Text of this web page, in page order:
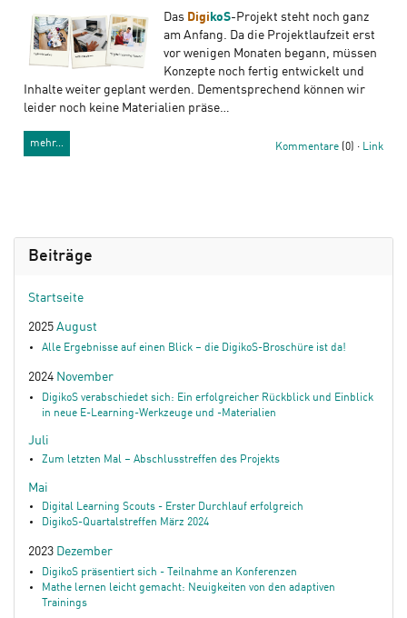
Das Digi koS-Projekt steht noch ganz
am Anfang. Da die Projektlaufzeit erst
vor wenigen Monaten begann, müssen
Konzepte noch fertig entwickelt und
Inhalte weiter geplant werden. Dementsprechend können wir
leider noch keine Materialien präse…
mehr… Kommentare (0) · Link
Beiträge
Startseite
2025 August
Alle Ergebnisse auf einen Blick – die DigikoS-Broschüre ist da!
2024 November
DigikoS verabschiedet sich: Ein erfolgreicher Rückblick und Einblick
in neue E-Learning-Werkzeuge und -Materialien
Juli
Zum letzten Mal – Abschlusstreffen des Projekts
Mai
Digital Learning Scouts - Erster Durchlauf erfolgreich
DigikoS-Quartalstreffen März 2024
2023 Dezember
DigikoS präsentiert sich - Teilnahme an Konferenzen
Mathe lernen leicht gemacht: Neuigkeiten von den adaptiven
Trainings